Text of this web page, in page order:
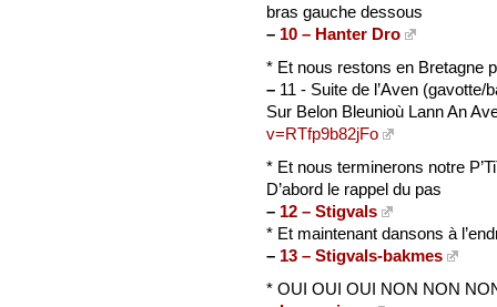
bras gauche dessous
– 10 – Hanter Dro
* Et nous restons en Bretagne
– 11 - Suite de l’Aven
Sur Belon Bleunioù Lann An
v=RTfp9b82jFo
* Et nous terminerons notre
D’abord le rappel du pas
– 12 – Stigvals
* Et maintenant dansons à
– 13 – Stigvals-bakmes
* OUI OUI OUI NON NON